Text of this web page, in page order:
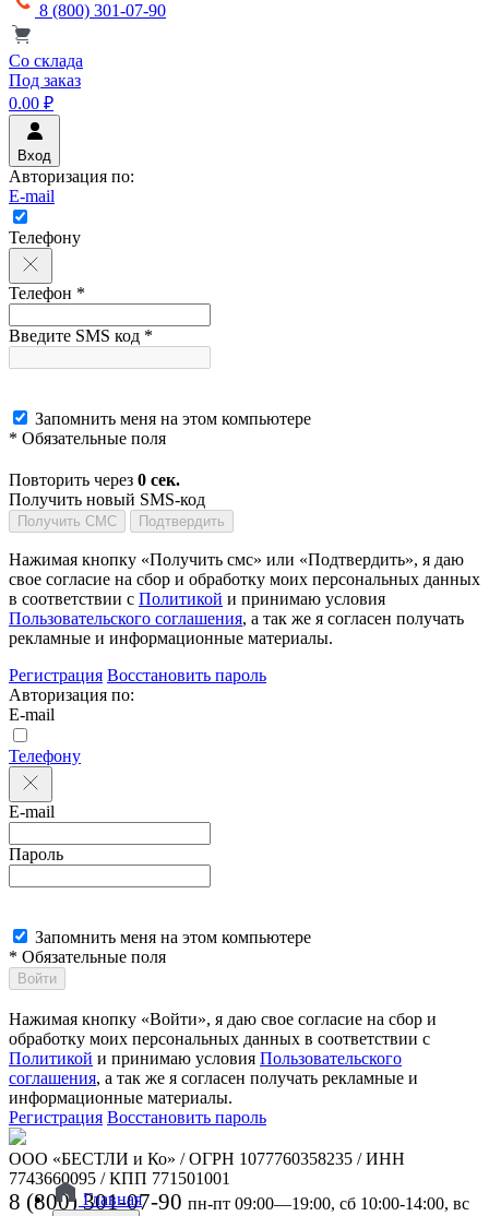
8 (800) 301-07-90
Со склада
Под заказ
0.00 ₽
Вход
Авторизация по:
E-mail
Телефону
Телефон *
Введите SMS код *
Запомнить меня на этом компьютере
* Обязательные поля
Повторить через 0 сек.
Получить новый SMS-код
Получить СМС Подтвердить
Нажимая кнопку «Получить смс» или «Подтвердить», я даю
свое согласие на сбор и обработку моих персональных данных
в соответствии с Политикой и принимаю условия
Пользовательского соглашения, а так же я согласен получать
рекламные и информационные материалы.
Регистрация Восстановить пароль
Авторизация по:
E-mail
Телефону
E-mail
Пароль
Запомнить меня на этом компьютере
* Обязательные поля
Войти
Нажимая кнопку «Войти», я даю свое согласие на сбор и
обработку моих персональных данных в соответствии с
Политикой и принимаю условия Пользовательского
соглашения, а так же я согласен получать рекламные и
информационные материалы.
Регистрация Восстановить пароль
ООО «БЕСТЛИ и Ко» / ОГРН 1077760358235 / ИНН
7743660095 / КПП 771501001
8 (800) 301-07-90 пн-пт 09:00—19:00, сб 10:00-14:00, вс
Главная